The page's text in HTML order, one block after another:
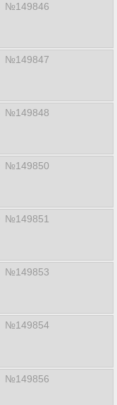
№149846
№149847
№149848
№149850
№149851
№149853
№149854
№149856